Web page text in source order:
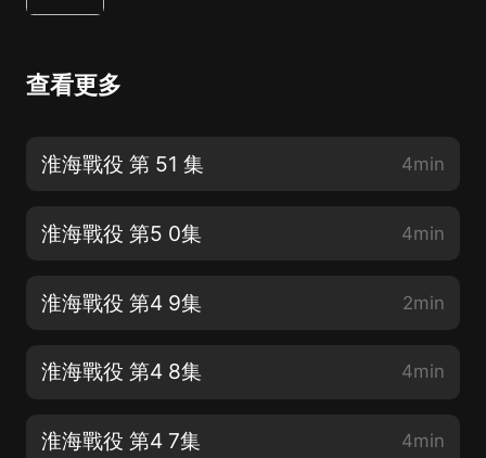
查看更多
淮海戰役 第 51 集 4min
淮海戰役 第5 0集 4min
淮海戰役 第4 9集 2min
淮海戰役 第4 8集 4min
淮海戰役 第4 7集 4min